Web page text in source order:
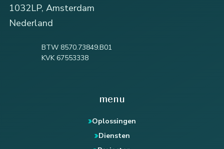
1032LP, Amsterdam
Nederland
BTW 8570.73849.B01
KVK 67553338
menu
Oplossingen
Diensten